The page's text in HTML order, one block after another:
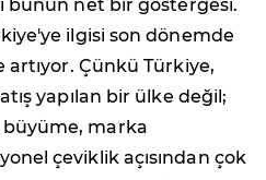
bunun net bir göstergesi.
ilgisi son dönemde
Çünkü Türkiye,
yapılan bir ülke değil;
büyüme, marka
çeviklik açısından çok